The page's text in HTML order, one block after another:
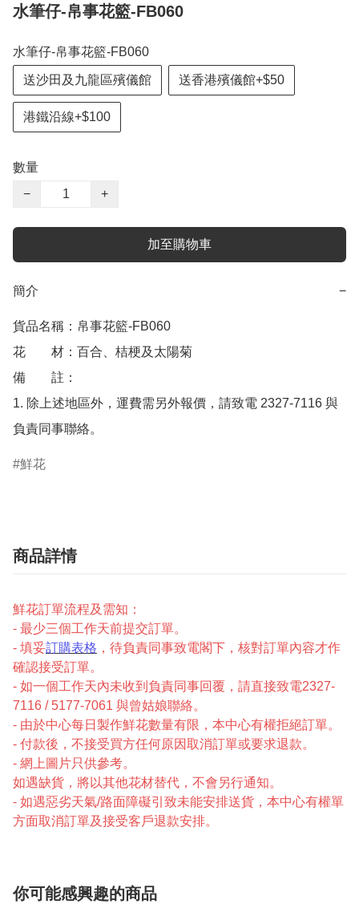
水筆仔-帛事花籃-FB060
水筆仔-帛事花籃-FB060
送沙田及九龍區殯儀館 送香港殯儀館+$50
港鐵沿線+$100
數量
−
+
加至購物車
簡介 −
貨品名稱：帛事花籃-FB060
花　　材：百合、桔梗及太陽菊
備　　註：
1. 除上述地區外，運費需另外報價，請致電 2327-7116 與
負責同事聯絡。
鮮花
商品詳情
鮮花訂單流程及需知：
- 最少三個工作天前提交訂單。
- 填妥訂購表格 ，待負責同事致電閣下，核對訂單內容才作
確認接受訂單。
- 如一個工作天內未收到負責同事回覆，請直接致電2327-
7116 / 5177-7061 與曾姑娘聯絡。
- 由於中心每日製作鮮花數量有限，本中心有權拒絕訂單。
- 付款後，不接受買方任何原因取消訂單或要求退款。
- 網上圖片只供參考。
如遇缺貨，將以其他花材替代，不會另行通知。
- 如遇惡劣天氣/路面障礙引致未能安排送貨，本中心有權單
方面取消訂單及接受客戶退款安排。
你可能感興趣的商品